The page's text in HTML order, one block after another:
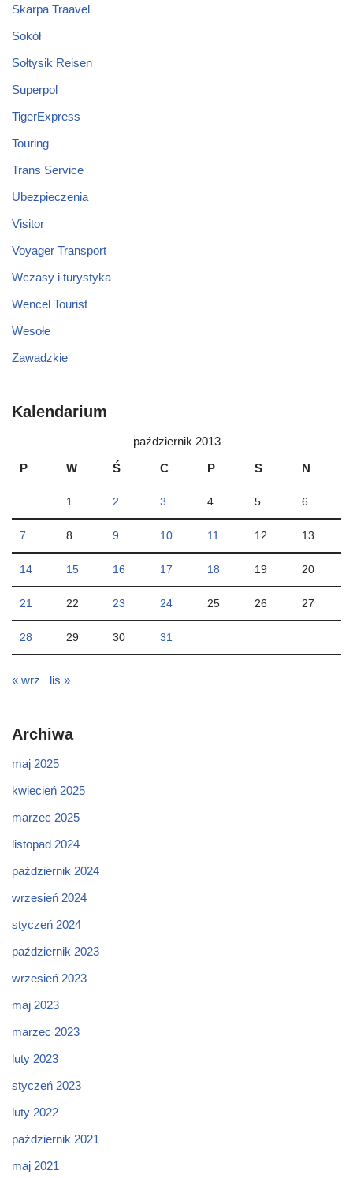
Skarpa Traavel
Sokół
Sołtysik Reisen
Superpol
TigerExpress
Touring
Trans Service
Ubezpieczenia
Visitor
Voyager Transport
Wczasy i turystyka
Wencel Tourist
Wesołe
Zawadzkie
Kalendarium
październik 2013
P
W Ś C P S N
1 2 3 4 5 6
7 8 9 10 11 12 13
14 15 16 17 18 19 20
21 22 23 24 25 26 27
28 29 30 31
« wrz lis »
Archiwa
maj 2025
kwiecień 2025
marzec 2025
listopad 2024
październik 2024
wrzesień 2024
styczeń 2024
październik 2023
wrzesień 2023
maj 2023
marzec 2023
luty 2023
styczeń 2023
luty 2022
październik 2021
maj 2021